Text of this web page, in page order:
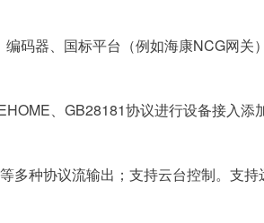
码器、国标平台（例如海康NCG网关
、GB28181协议进行设备接入添加
种协议流输出；支持云台控制。支持